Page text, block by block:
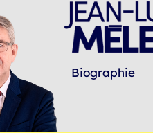
Biographie